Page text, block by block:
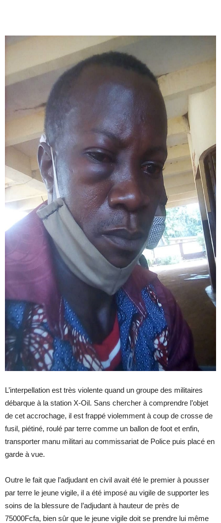
L’interpellation est très violente quand un groupe des militaires
débarque à la station X-Oil. Sans chercher à comprendre l’objet
de cet accrochage, il est frappé violemment à coup de crosse de
fusil, piétiné, roulé par terre comme un ballon de foot et enfin,
transporter manu militari au commissariat de Police puis placé en
garde à vue.
Outre le fait que l’adjudant en civil avait été le premier à pousser
par terre le jeune vigile, il a été imposé au vigile de supporter les
soins de la blessure de l’adjudant à hauteur de près de
75000Fcfa, bien sûr que le jeune vigile doit se prendre lui même